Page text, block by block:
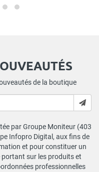
de la boutique
par Groupe Moniteur (403
Infopro Digital, aux fins de
et pour constituer un
sur les produits et
professionnelles